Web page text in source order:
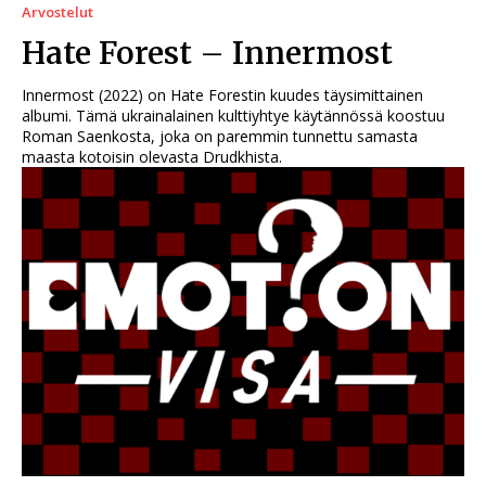
Arvostelut
Hate Forest – Innermost
Innermost (2022) on Hate Forestin kuudes täysimittainen
albumi. Tämä ukrainalainen kulttiyhtye käytännössä koostuu
Roman Saenkosta, joka on paremmin tunnettu samasta
maasta kotoisin olevasta Drudkhista.